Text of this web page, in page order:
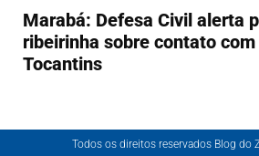
Marabá: Defesa Civil alerta
ribeirinha sobre contato com
Tocantins
Todos os direitos reservados Blog do